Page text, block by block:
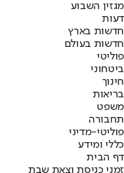
מגזין השבוע
דעות
חדשות בארץ
חדשות בעולם
פוליטי
ביטחוני
חינוך
בריאות
משפט
תחבורה
פוליטי-מדיני
כללי ומידע
דף הבית
זמני כניסת וצאת שבת